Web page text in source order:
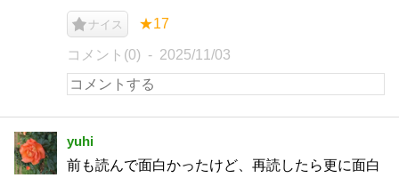
ナイス ★17
コメント(0) 2025/11/03
yuhi
前も読んで面白かったけど、再読したら更に面白